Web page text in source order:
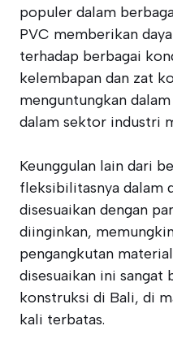
populer dalam
PVC memberikan
terhadap berbagai
kelembapan dan zat
menguntungkan
dalam sektor industri
Keunggulan lain dari
fleksibilitasnya dalam
disesuaikan dengan
diinginkan,
pengangkutan
disesuaikan ini sangat
konstruksi di Bali, di
kali terbatas.